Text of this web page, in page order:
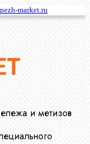
market.ru
и метизов